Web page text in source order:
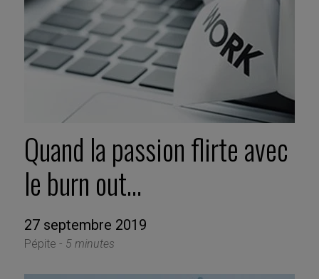
Quand la passion flirte avec
le burn out…
27 septembre 2019
Pépite - 5 minutes